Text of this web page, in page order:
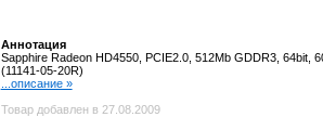
Аннотация
Sapphire Radeon HD4550, PCIE2.0, 512Mb GDDR3, 64bit,
(11141-05-20R)
...описание »
Товар добавлен в 27.08.2009